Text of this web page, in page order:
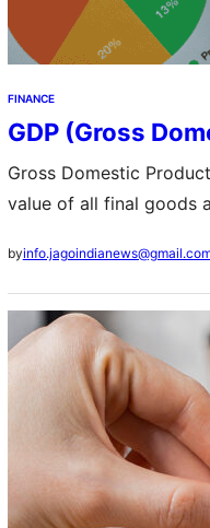
FINANCE
GDP (Gross
Gross Domestic
value of all final goods
a…
by